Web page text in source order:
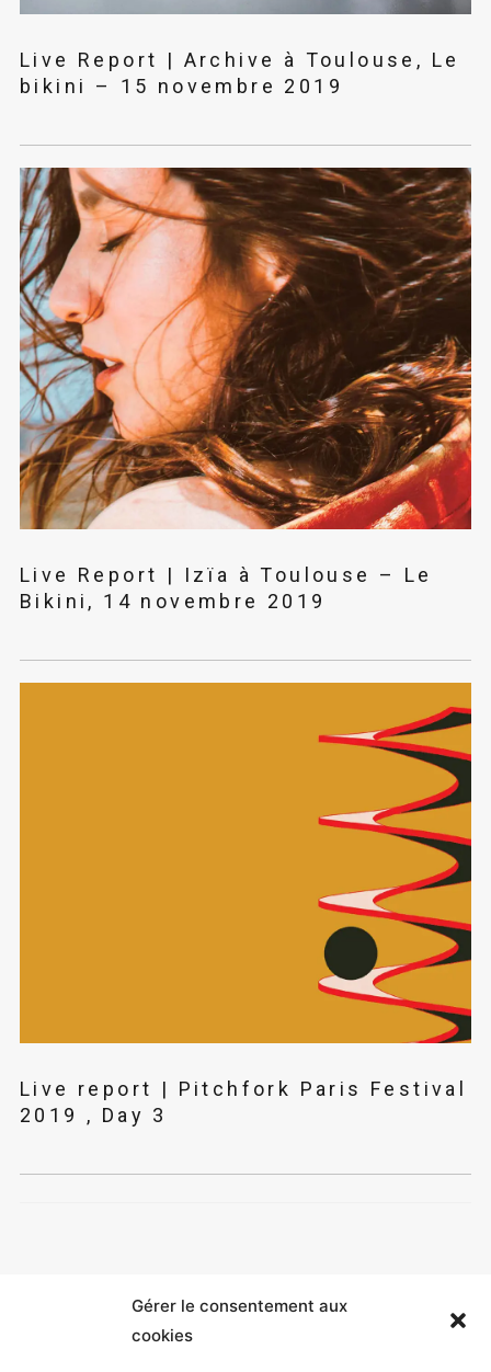
Gérer le consentement aux
cookies
Live Report | Archive à Toulouse, Le
bikini – 15 novembre 2019
Live Report | Izïa à Toulouse – Le
Bikini, 14 novembre 2019
Live report | Pitchfork Paris Festival
2019 , Day 3